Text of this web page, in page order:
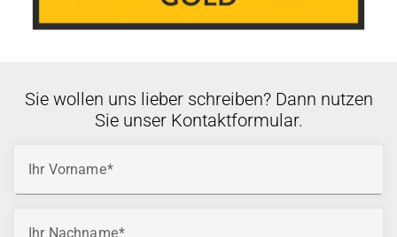
Sie wollen uns lieber schreiben? Dann nutzen
Sie unser Kontaktformular.
Ihr Vorname
Ihr Nachname